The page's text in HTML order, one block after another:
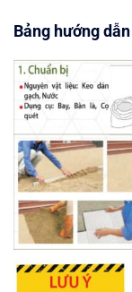
Bảng hướng